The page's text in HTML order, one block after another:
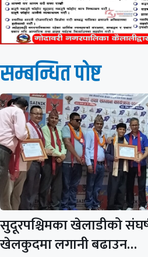
सम्बन्धित पाेष्ट
सुदूरपश्चिमका खेलाडीको
खेलकुदमा लगानी बढाउन…